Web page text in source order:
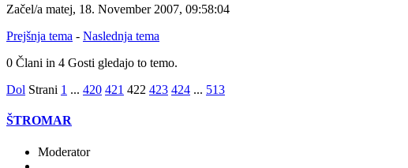
Začel/a matej, 18. November 2007, 09:58:04
Prejšnja tema - Naslednja tema
0 Člani in 4 Gosti gledajo to temo.
Dol Strani 1 ... 420 421 422 423 424 ... 513
ŠTROMAR
Moderator